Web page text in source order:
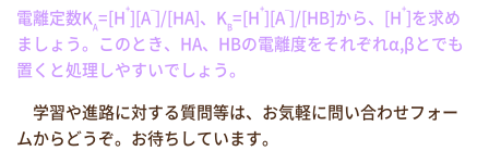
電離定数KA=[H+][A–]/[HA]、KB=[H+][A–]/[HB]から、[H+]を求め
ましょう。このとき、HA、HBの電離度をそれぞれα,βとでも
置くと処理しやすいでしょう。
学習や進路に対する質問等は、お気軽に問い合わせフォー
ムからどうぞ。お待ちしています。